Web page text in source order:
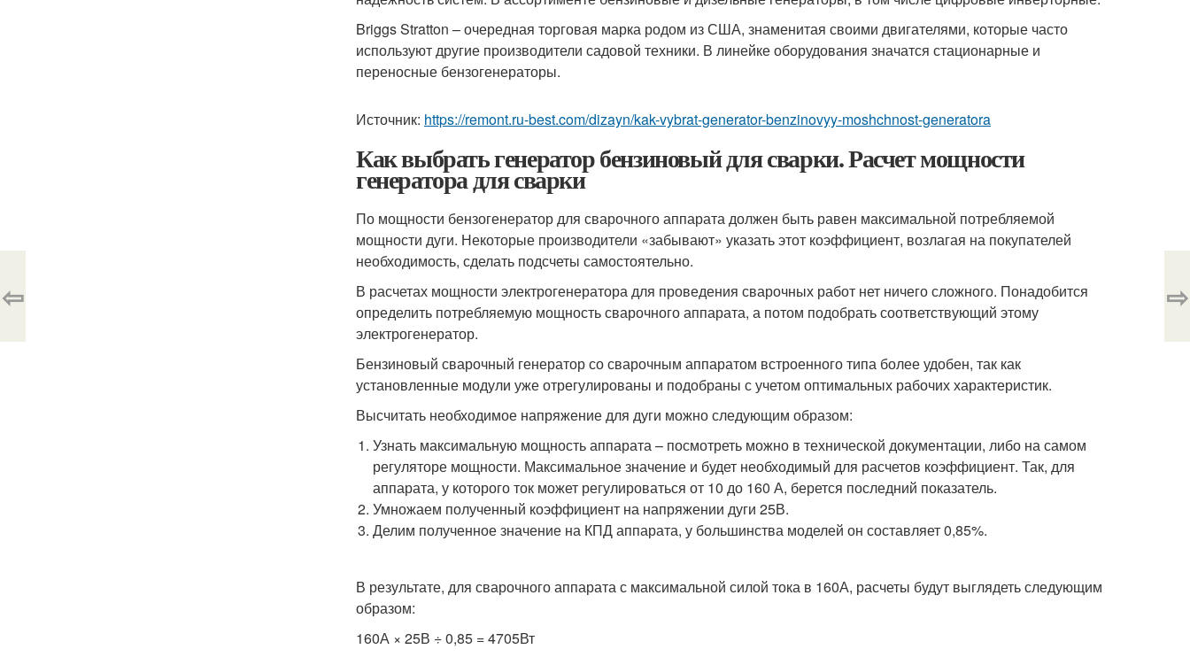
Briggs Stratton – очередная торговая марка родом из США, знаменитая своими двигателями, которые часто
используют другие производители садовой техники. В линейке оборудования значатся стационарные и
переносные бензогенераторы.
Источник: https://remont.ru-best.com/dizayn/kak-vybrat-generator-benzinovyy-moshchnost-generatora
Как выбрать генератор бензиновый для сварки. Расчет мощности
генератора для сварки
По мощности бензогенератор для сварочного аппарата должен быть равен максимальной потребляемой
мощности дуги. Некоторые производители «забывают» указать этот коэффициент, возлагая на покупателей
необходимость, сделать подсчеты самостоятельно.
В расчетах мощности электрогенератора для проведения сварочных работ нет ничего сложного. Понадобится
определить потребляемую мощность сварочного аппарата, а потом подобрать соответствующий этому
электрогенератор.
Бензиновый сварочный генератор со сварочным аппаратом встроенного типа более удобен, так как
установленные модули уже отрегулированы и подобраны с учетом оптимальных рабочих характеристик.
Высчитать необходимое напряжение для дуги можно следующим образом:
Узнать максимальную мощность аппарата – посмотреть можно в технической документации, либо на самом
регуляторе мощности. Максимальное значение и будет необходимый для расчетов коэффициент. Так, для
аппарата, у которого ток может регулироваться от 10 до 160 А, берется последний показатель.
Умножаем полученный коэффициент на напряжении дуги 25В.
Делим полученное значение на КПД аппарата, у большинства моделей он составляет 0,85%.
В результате, для сварочного аппарата с максимальной силой тока в 160А, расчеты будут выглядеть следующим
образом:
160А × 25В ÷ 0,85 = 4705Вт
⇦ ⇨